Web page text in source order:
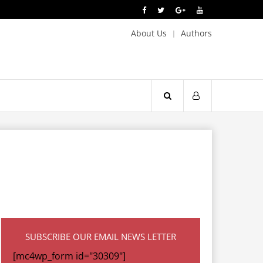
About Us Authors
SUBSCRIBE OUR EMAIL NEWS LETTER
[mc4wp_form id="30309"]